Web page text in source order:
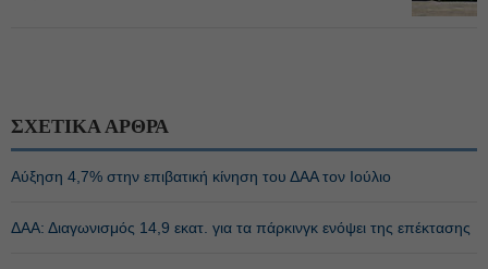
ΣΧΕΤΙΚΑ ΑΡΘΡΑ
Αύξηση 4,7% στην επιβατική κίνηση του ΔΑΑ τον Ιούλιο
ΔΑΑ: Διαγωνισμός 14,9 εκατ. για τα πάρκινγκ ενόψει της επέκτασης